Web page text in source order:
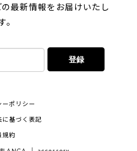
最新情報をお届けいたし
。
登録
ーポリシー
基づく表記
規約